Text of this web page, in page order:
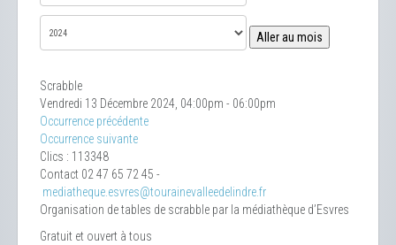
Aller au mois
Scrabble
Vendredi 13 Décembre 2024, 04:00pm - 06:00pm
Occurrence précédente
Occurrence suivante
Clics : 113348
Contact 02 47 65 72 45 -
mediatheque.esvres@tourainevalleedelindre.fr
Organisation de tables de scrabble par la médiathèque d’Esvres
Gratuit et ouvert à tous